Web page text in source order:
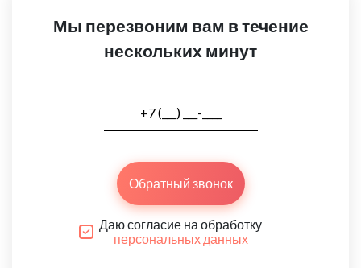
Мы перезвоним вам в течение
нескольких минут
Обратный звонок
Даю согласие на обработку
персональных данных